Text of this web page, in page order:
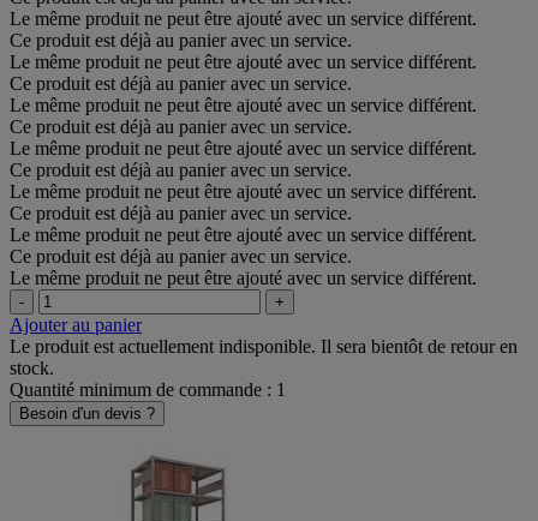
Le même produit ne peut être ajouté avec un service différent.
Ce produit est déjà au panier avec un service.
Le même produit ne peut être ajouté avec un service différent.
Ce produit est déjà au panier avec un service.
Le même produit ne peut être ajouté avec un service différent.
Ce produit est déjà au panier avec un service.
Le même produit ne peut être ajouté avec un service différent.
Ce produit est déjà au panier avec un service.
Le même produit ne peut être ajouté avec un service différent.
Ce produit est déjà au panier avec un service.
Le même produit ne peut être ajouté avec un service différent.
Ce produit est déjà au panier avec un service.
Le même produit ne peut être ajouté avec un service différent.
- +
Ajouter au panier
Le produit est actuellement indisponible. Il sera bientôt de retour en
stock.
Quantité minimum de commande : 1
Besoin d'un devis ?